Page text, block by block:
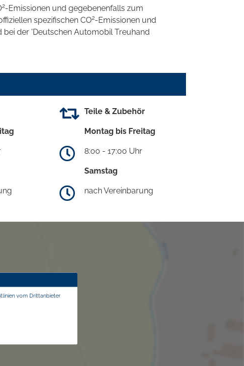
2-Emissionen und gegebenenfalls zum
spezifischen CO2-Emissionen und
der 'Deutschen Automobil Treuhand
Teile & Zubehör
Montag bis Freitag
8:00 - 17:00 Uhr
Samstag
nach Vereinbarung
vom Drittanbieter